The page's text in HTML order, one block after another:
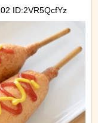
ID:2VR5QcfYz